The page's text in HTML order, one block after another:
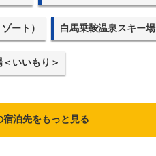
ート） 白馬乗鞍温泉スキー場
いいもり＞
宿泊先をもっと見る